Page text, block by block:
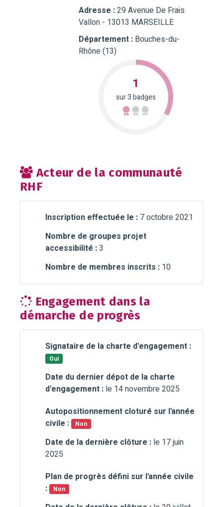
Adresse :29 Avenue De Frais
Vallon - 13013 MARSEILLE
Département : Bouches-du-
Rhône (13)
1
sur 3 badges
Acteur de la communauté
RHF
Inscription effectuée le : 7 octobre 2021
Nombre de groupes projet
accessibilité :3
Nombre de membres inscrits : 10
Engagement dans la
démarche de progrès
Signataire de la charte d'engagement :
Oui
Date du dernier dépot de la charte
d'engagement : le 14 novembre 2025
Autopositionnement cloturé sur l'année
civile :
Non
Date de la dernière clôture : le 17 juin
2025
Plan de progrès défini sur l'année civile
:
Non